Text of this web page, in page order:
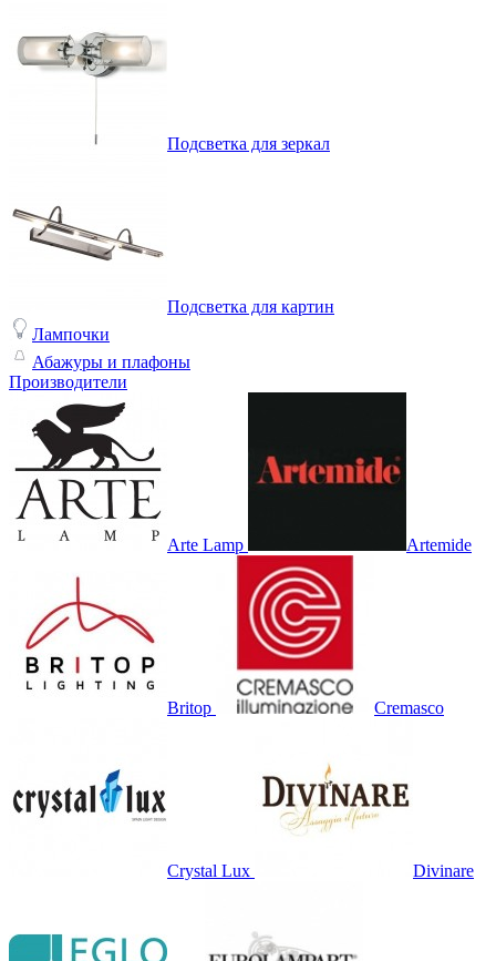
Подсветка для зеркал
Подсветка для картин
Лампочки
Абажуры и плафоны
Производители
Arte Lamp Artemide
Britop Cremasco
Crystal Lux Divinare